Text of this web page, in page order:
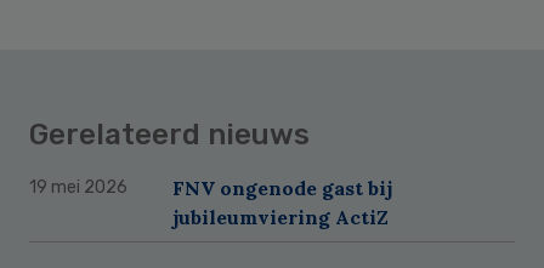
Gerelateerd nieuws
19 mei 2026
FNV ongenode gast bij
jubileumviering ActiZ